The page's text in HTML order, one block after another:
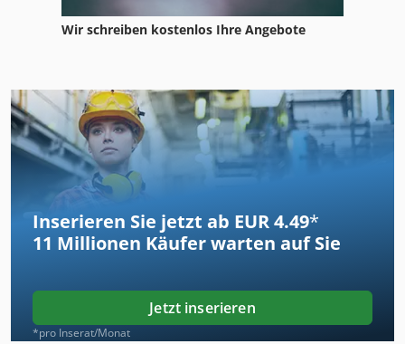
Wir schreiben kostenlos Ihre Angebote
Inserieren Sie jetzt ab EUR 4.49*
11 Millionen Käufer warten auf Sie
Jetzt inserieren
*pro Inserat/Monat